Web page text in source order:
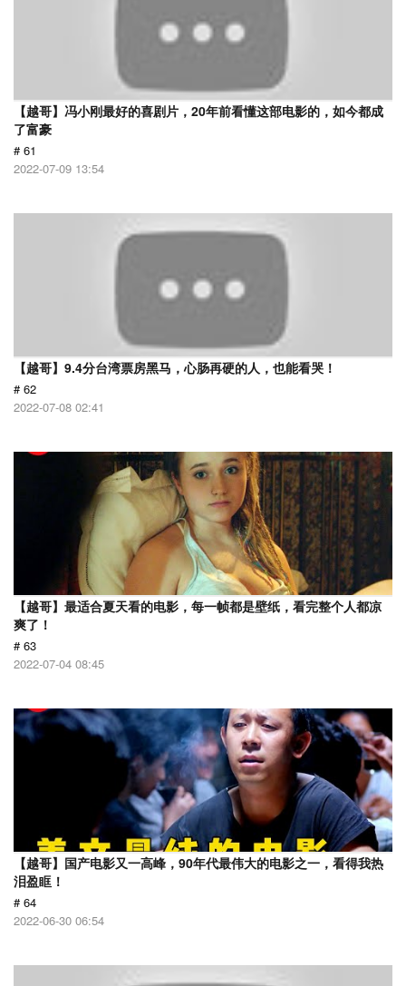
【越哥】冯小刚最好的喜剧片，20年前看懂这部电影的，如今都成
了富豪
# 61
2022-07-09 13:54
【越哥】9.4分台湾票房黑马，心肠再硬的人，也能看哭！
# 62
2022-07-08 02:41
【越哥】最适合夏天看的电影，每一帧都是壁纸，看完整个人都凉
爽了！
# 63
2022-07-04 08:45
【越哥】国产电影又一高峰，90年代最伟大的电影之一，看得我热
泪盈眶！
# 64
2022-06-30 06:54